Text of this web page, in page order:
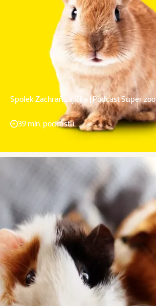
Spolek Zachraň zajíčka | Podcast Super zoo
39 min. podcastu